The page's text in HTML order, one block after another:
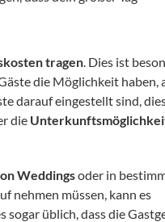
tragen. Dies ist
die Möglichkeit haben,
darauf eingestellt sind,
die
Weddings oder in
nehmen müssen, kann es
üblich, dass die